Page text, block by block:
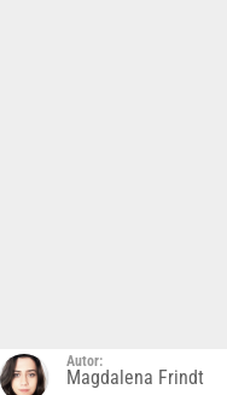
Autor:
Magdalena Frindt